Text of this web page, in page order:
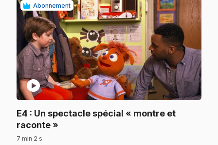
Abonnement
play_circle
E4 : Un spectacle spécial « montre et
raconte »
7 min 2 s